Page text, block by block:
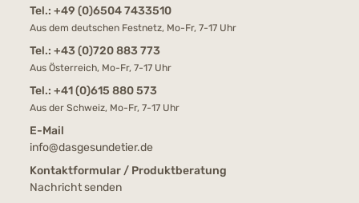
Tel.: +49 (0)6504 7433510
Aus dem deutschen Festnetz, Mo-Fr, 7-17 Uhr
Tel.: +43 (0)720 883 773
Aus Österreich, Mo-Fr, 7-17 Uhr
Tel.: +41 (0)615 880 573
Aus der Schweiz, Mo-Fr, 7-17 Uhr
E-Mail
info@dasgesundetier.de
Kontaktformular / Produktberatung
Nachricht senden